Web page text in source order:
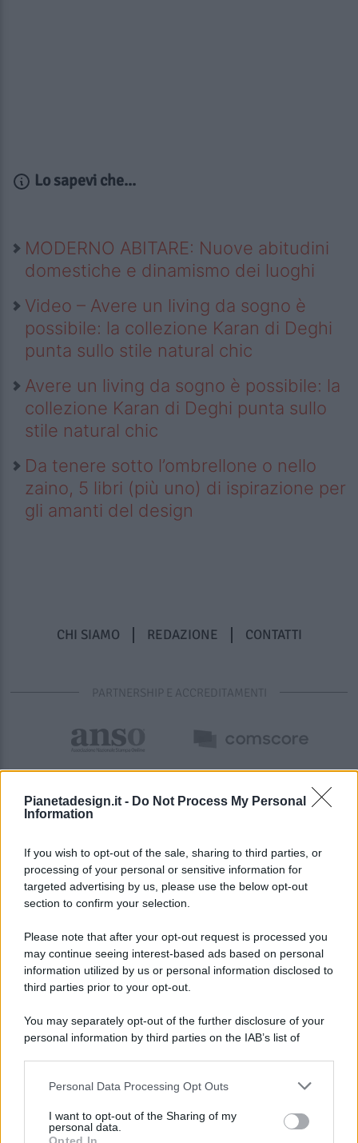
Pianetadesign.it - Do Not Process My Personal
Information
If you wish to opt-out of the sale, sharing to third parties, or
processing of your personal or sensitive information for
targeted advertising by us, please use the below opt-out
section to confirm your selection.
Please note that after your opt-out request is processed you
may continue seeing interest-based ads based on personal
information utilized by us or personal information disclosed to
third parties prior to your opt-out.
You may separately opt-out of the further disclosure of your
personal information by third parties on the IAB’s list of
This information may also be disclosed by us to third parties
disclose it to other third parties.
Personal Data Processing Opt Outs
I want to opt-out of the Sharing of my
personal data.
Lo sapevi che...
MODERNO ABITARE: Nuove abitudini
domestiche e dinamismo dei luoghi
Video – Avere un living da sogno è
possibile: la collezione Karan di Deghi
punta sullo stile natural chic
Avere un living da sogno è possibile: la
collezione Karan di Deghi punta sullo
stile natural chic
Da tenere sotto l’ombrellone o nello
zaino, 5 libri (più uno) di ispirazione per
gli amanti del design
CHI SIAMO REDAZIONE CONTATTI
PARTNERSHIP E ACCREDITAMENTI
© 2026 - Pianeta Design - P.IVA 04827280654 - Testata
Registrata Al Tribunale Di Nocera Inferiore N. 8/2020 - RG N.
ISCRIZIONE AL ROC N. 35792 – ISCRITTA ALL’ANSO
(ASSOCIAZIONE NAZIONALE STAMPA ONLINE)
PREFERENZE PRIVACY